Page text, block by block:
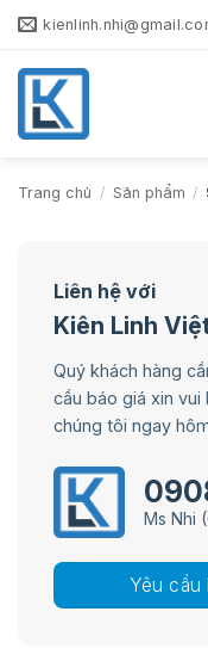
Bỏ
nội
dung
Trang chủ / Sản phẩm /
Liên hệ với
Kiên Linh
Quý khách hàng
cầu báo giá xin vui
chúng tôi ngay
Ms Nhi
Yêu cầu